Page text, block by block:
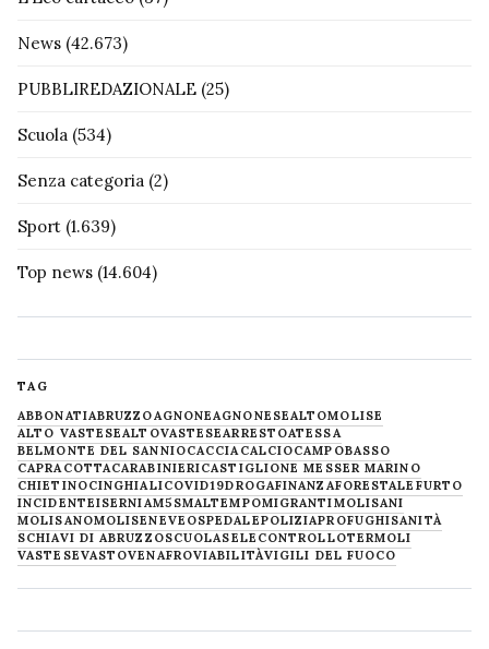
News (42.673)
PUBBLIREDAZIONALE (25)
Scuola (534)
Senza categoria (2)
Sport (1.639)
Top news (14.604)
TAG
ABBONATIABRUZZOAGNONEAGNONESEALTOMOLISE
ALTO VASTESEALTOVASTESEARRESTOATESSA
BELMONTE DEL SANNIOCACCIACALCIOCAMPOBASSO
CAPRACOTTACARABINIERICASTIGLIONE MESSER MARINO
CHIETINOCINGHIALICOVID19DROGAFINANZAFORESTALE FURTO
INCIDENTEISERNIAM5SMALTEMPOMIGRANTIMOLISANI
MOLISANOMOLISENEVE OSPEDALEPOLIZIAPROFUGHISANITÀ
SCHIAVI DI ABRUZZOSCUOLASELECONTROLLOTERMOLI
VASTESEVASTOVENAFROVIABILITÀVIGILI DEL FUOCO